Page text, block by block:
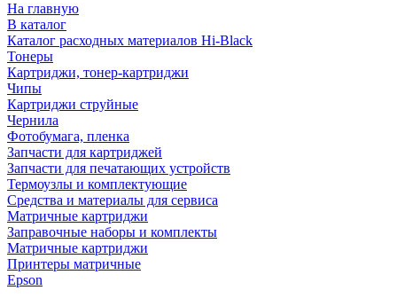
На главную
В каталог
Каталог расходных материалов Hi-Black
Тонеры
Картриджи, тонер-картриджи
Чипы
Картриджи струйные
Чернила
Фотобумага, пленка
Запчасти для картриджей
Запчасти для печатающих устройств
Термоузлы и комплектующие
Средства и материалы для сервиса
Матричные картриджи
Заправочные наборы и комплекты
Матричные картриджи
Принтеры матричные
Epson